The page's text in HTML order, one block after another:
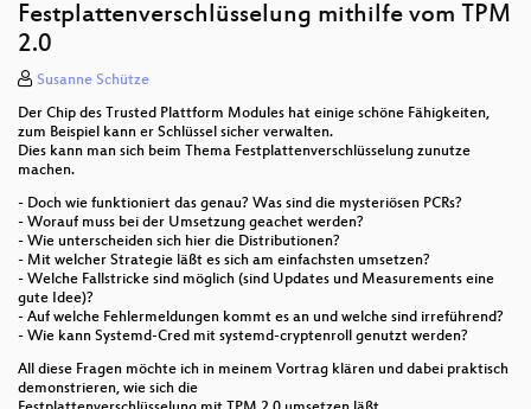
Festplattenverschlüsselung mithilfe vom TPM
2.0
Susanne Schütze
Der Chip des Trusted Plattform Modules hat einige schöne Fähigkeiten,
zum Beispiel kann er Schlüssel sicher verwalten.
Dies kann man sich beim Thema Festplattenverschlüsselung zunutze
machen.
- Doch wie funktioniert das genau? Was sind die mysteriösen PCRs?
- Worauf muss bei der Umsetzung geachet werden?
- Wie unterscheiden sich hier die Distributionen?
- Mit welcher Strategie läßt es sich am einfachsten umsetzen?
- Welche Fallstricke sind möglich (sind Updates und Measurements eine
gute Idee)?
- Auf welche Fehlermeldungen kommt es an und welche sind irreführend?
- Wie kann Systemd-Cred mit systemd-cryptenroll genutzt werden?
All diese Fragen möchte ich in meinem Vortrag klären und dabei praktisch
demonstrieren, wie sich die